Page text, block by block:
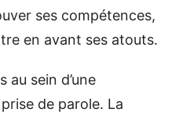
ses compétences,
en avant ses atouts.
au sein d’une
de parole. La